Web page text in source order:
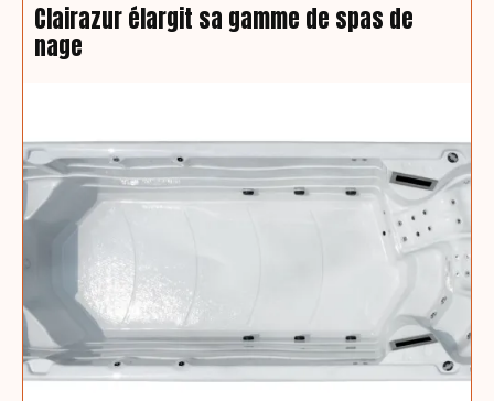
Clairazur élargit sa gamme de spas de
nage